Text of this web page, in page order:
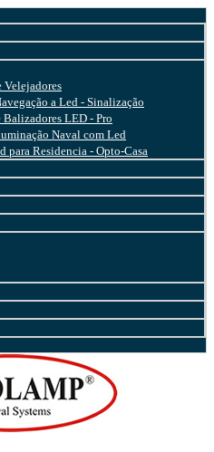
Velejadores
a Led - Sinalização
Balizadores LED - Pro
Naval com Led
para Residencia - Opto-Casa